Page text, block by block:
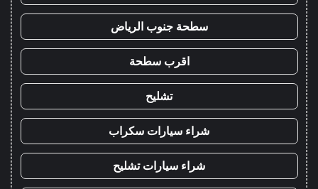
سطحة جنوب الرياض
اقرب سطحة
تشليح
شراء سيارات سكراب
شراء سيارات تشليح